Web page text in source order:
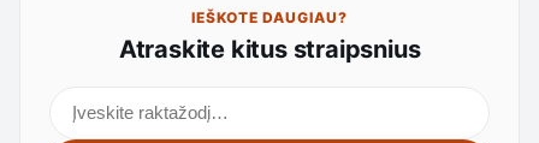
IEŠKOTE DAUGIAU?
Atraskite kitus straipsnius